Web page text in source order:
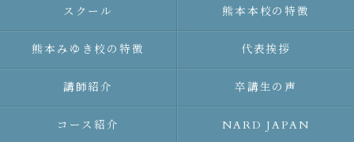
スクール 熊本本校の特徴
熊本みゆき校の特徴 代表挨拶
講師紹介 卒講生の声
コース紹介 NARD JAPAN